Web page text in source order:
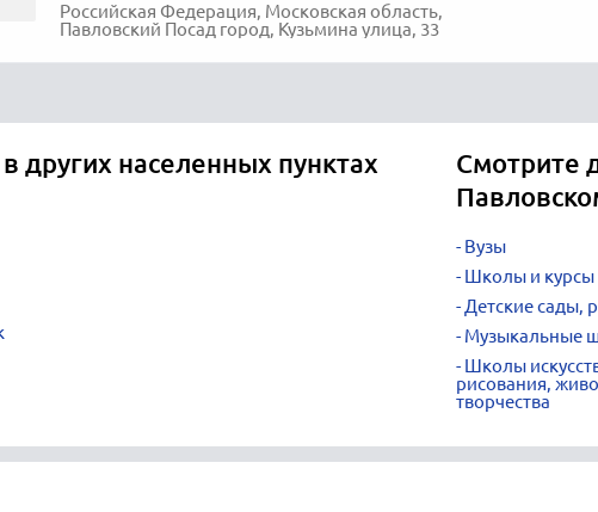
Российская Федерация, Московская область,
Павловский Посад город, Кузьмина улица, 33
других населенных пунктах
Смотрите
Вузы
Школы и курсы
Детские сады,
Музыкальные
Школы
рисования,
творчества